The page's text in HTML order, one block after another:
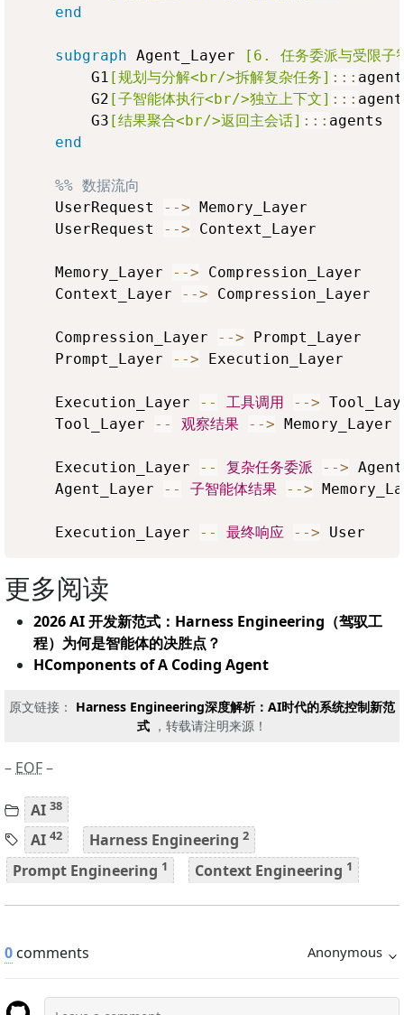
end
subgraph Agent_Layer
[6. 任务委派与受限子
        G1
[规划与分解<br/>拆解复杂任务] :::
        G2
[子智能体执行<br/>独立上下文] :::
        G3
[结果聚合<br/>返回主会话] ::: agents
end
%% 数据流向
    UserRequest
--> Memory_Layer
    UserRequest
--> Context_Layer
    Memory_Layer
--> Compression_Layer
    Context_Layer
--> Compression_Layer
    Compression_Layer
--> Prompt_Layer
    Prompt_Layer
--> Execution_Layer
    Execution_Layer
-- 工具调用 -->
    Tool_Layer
-- 观察结果 --> Memory_Layer
    Execution_Layer
-- 复杂任务委派 -->
    Agent_Layer
-- 子智能体结果 -->
    Execution_Layer
-- 最终响应 -->
更多阅读
2026 AI 开发新范式：Harness Engineering（驾驭工
程）为何是智能体的决胜点？
HComponents of A Coding Agent
原文链接： Harness Engineering深度解析：AI时代的系统控制新范
式 ，转载请注明来源！
– EOF–
AI 38
AI 42 Harness Engineering 2
Prompt Engineering 1 Context Engineering 1
0 comments Anonymous